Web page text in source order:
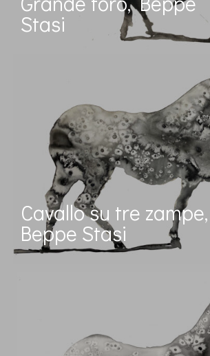
Stasi
Cavallo su tre zampe,
Beppe Stasi